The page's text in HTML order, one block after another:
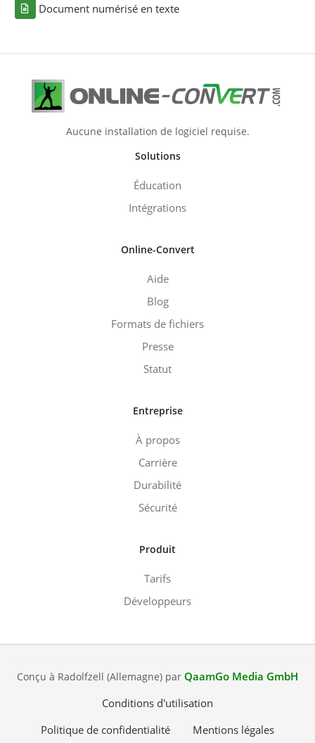
Document numérisé en texte
Aucune installation de logiciel requise.
Solutions
Éducation
Intégrations
Online-Convert
Aide
Blog
Formats de fichiers
Presse
Statut
Entreprise
À propos
Carrière
Durabilité
Sécurité
Produit
Tarifs
Développeurs
Conçu à Radolfzell (Allemagne) par QaamGo Media GmbH
Conditions d'utilisation
Politique de confidentialité
Mentions légales